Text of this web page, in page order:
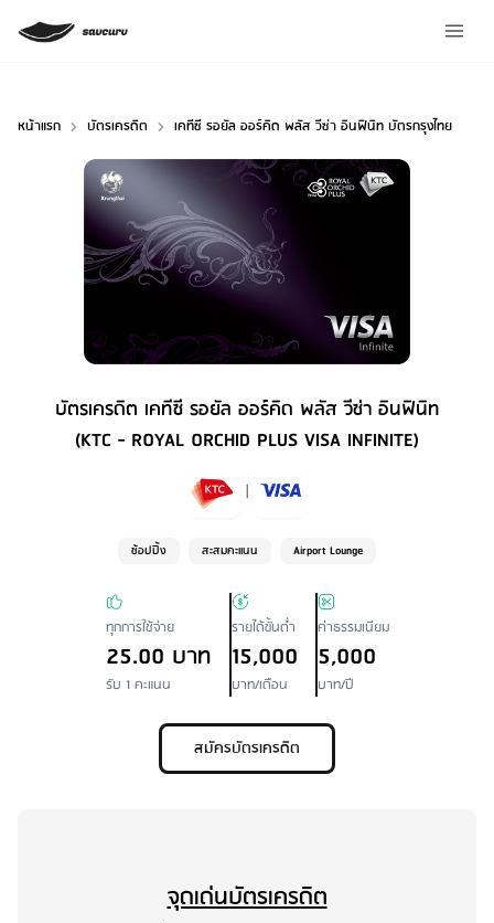
หน้าแรก บัตรเครดิต เคทีซี รอยัล ออร์คิด พลัส วีซ่า อินฟินิท บัตรกรุงไทย
บัตรเครดิต เคทีซี รอยัล ออร์คิด พลัส วีซ่า อินฟินิท
(KTC - ROYAL ORCHID PLUS VISA INFINITE)
|
ช้อปปิ้ง สะสมคะแนน Airport Lounge
ทุกการใช้จ่าย
25.00 บาท
รับ 1 คะแนน
รายได้ขั้นต่ำ
15,000
บาท/เดือน
ค่าธรรมเนียม
5,000
บาท/ปี
สมัครบัตรเครดิต
จุดเด่นบัตรเครดิต